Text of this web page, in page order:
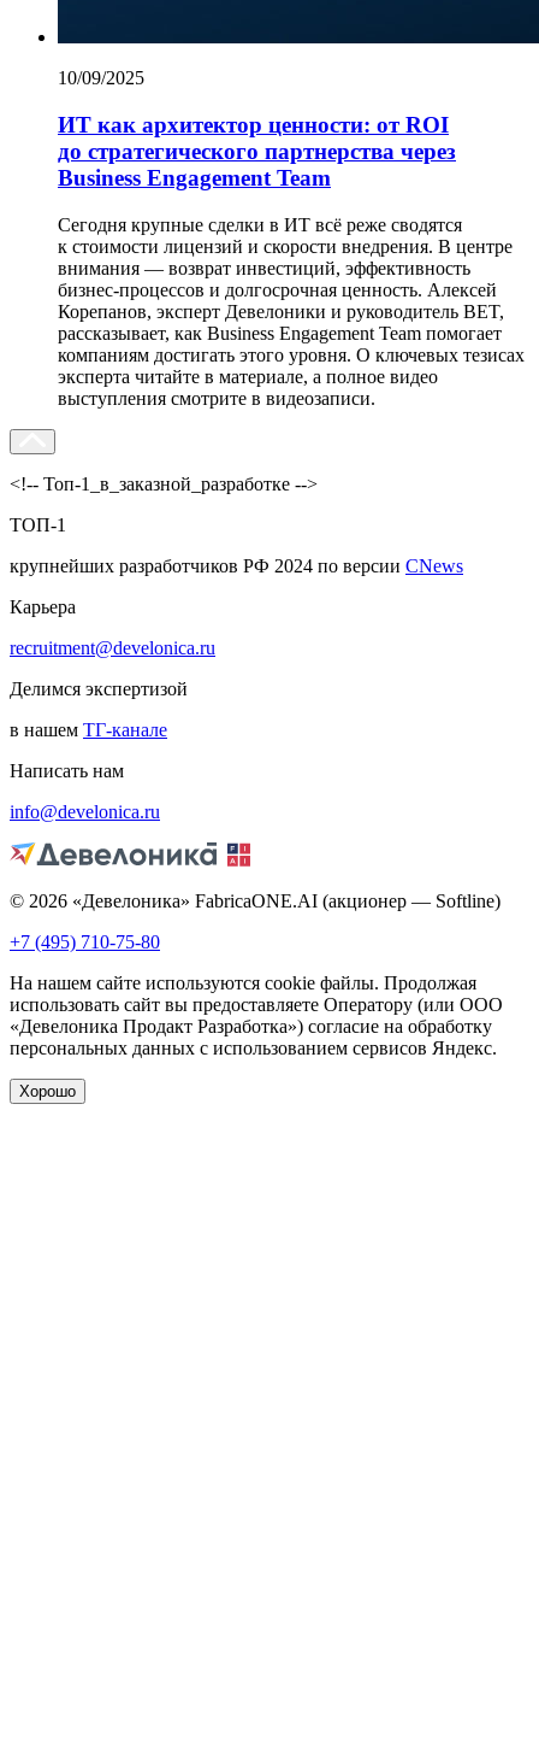
10/09/2025
ИТ как архитектор ценности: от ROI
до стратегического партнерства через
Business Engagement Team
Сегодня крупные сделки в ИТ всё реже сводятся
к стоимости лицензий и скорости внедрения. В центре
внимания — возврат инвестиций, эффективность
бизнес-процессов и долгосрочная ценность. Алексей
Корепанов, эксперт Девелоники и руководитель BET,
рассказывает, как Business Engagement Team помогает
компаниям достигать этого уровня. О ключевых тезисах
эксперта читайте в материале, а полное видео
выступления смотрите в видеозаписи.
<!-- Топ-1_в_заказной_разработке -->
ТОП-1
крупнейших разработчиков РФ 2024 по версии CNews
Карьера
recruitment@develonica.ru
Делимся экспертизой
в нашем ТГ-канале
Написать нам
info@develonica.ru
© 2026 «Девелоника» FabricaONE.AI (акционер — Softline)
+7 (495) 710-75-80
На нашем сайте используются cookie файлы. Продолжая
использовать сайт вы предоставляете Оператору (или ООО
«Девелоника Продакт Разработка») согласие на обработку
персональных данных с использованием сервисов Яндекс.
Хорошо